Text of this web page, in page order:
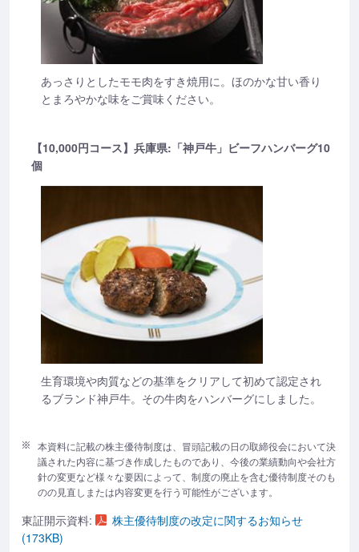
あっさりとしたモモ肉をすき焼用に。ほのかな甘い香り
とまろやかな味をご賞味ください。
【10,000円コース】兵庫県:「神戸牛」ビーフハンバーグ10
個
生育環境や肉質などの基準をクリアして初めて認定され
るブランド神戸牛。その牛肉をハンバーグにしました。
本資料に記載の株主優待制度は、冒頭記載の日の取締役会において決
議された内容に基づき作成したものであり、今後の業績動向や会社方
針の変更など様々な要因によって、制度の廃止を含む優待制度そのも
のの見直しまたは内容変更を行う可能性がございます。
東証開示資料:
株主優待制度の改定に関するお知らせ
(173KB)